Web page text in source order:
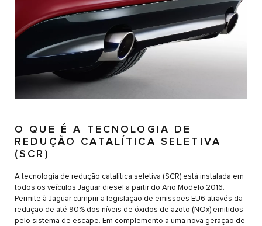
O QUE É A TECNOLOGIA DE
REDUÇÃO CATALÍTICA SELETIVA
(SCR)
A tecnologia de redução catalítica seletiva (SCR) está instalada em
todos os veículos Jaguar diesel a partir do Ano Modelo 2016.
Permite à Jaguar cumprir a legislação de emissões EU6 através da
redução de até 90% dos níveis de óxidos de azoto (NOx) emitidos
pelo sistema de escape. Em complemento a uma nova geração de